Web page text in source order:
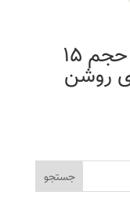
رنگ ابرو مارال شماره 8 حجم 15
روشن